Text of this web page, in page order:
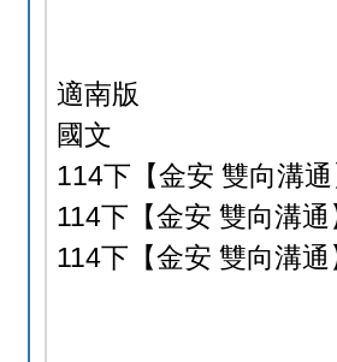
適南版
國文
114下【金安 雙向溝
114下【金安 雙向溝
114下【金安 雙向溝